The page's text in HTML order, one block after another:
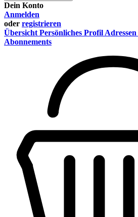
Dein Konto
Anmelden
oder registrieren
Übersicht Persönliches Profil Adressen
Abonnements